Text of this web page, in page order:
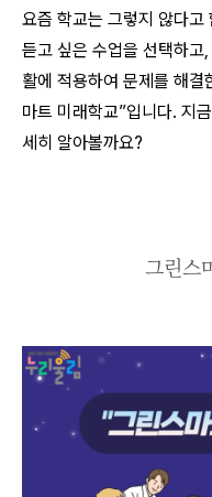
요즘 학교는 그렇지 않다고
듣고 싶은 수업을 선택하고
활에 적용하여 문제를 해결
마트 미래학교”입니다. 지
세히 알아볼까요?
그린스